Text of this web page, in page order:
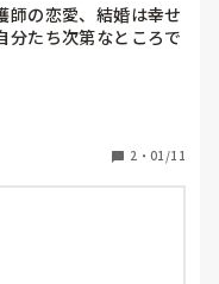
師の恋愛、結婚は幸せ
分たち次第なところで
するとどうですか
2 ・ 01/11